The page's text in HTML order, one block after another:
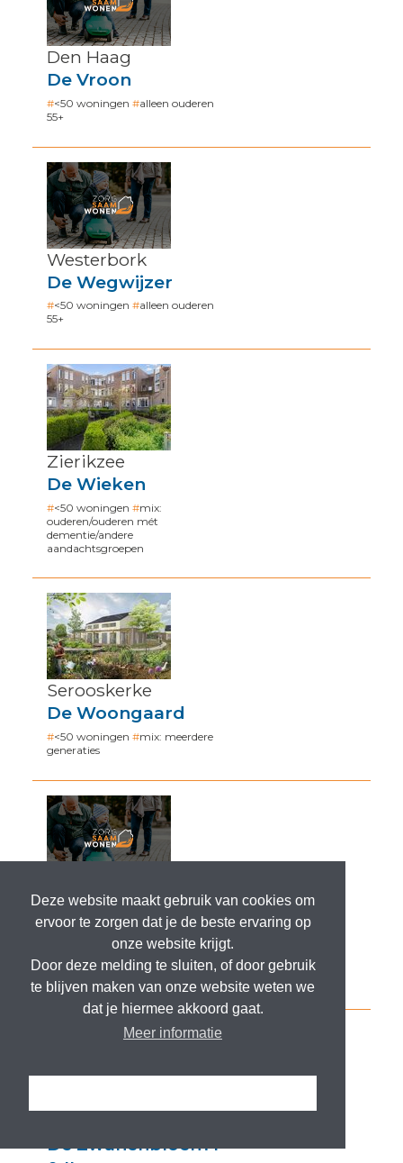
Deze website maakt gebruik van cookies om
ervoor te zorgen dat je de beste ervaring op
onze website krijgt.
Door deze melding te sluiten, of door gebruik
te blijven maken van onze website weten we
dat je hiermee akkoord gaat.
Meer informatie